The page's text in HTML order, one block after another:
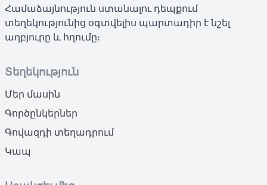
Համաձայնություն ստանալու դեպքում
տեղեկությունից օգտվելիս պարտադիր է նշել
աղբյուրը և հղումը։
Տեղեկություն
Մեր մասին
Գործընկերներ
Գովազդի տեղադրում
Կապ